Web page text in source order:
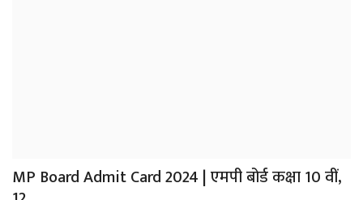
MP Board Admit Card 2024 | एमपी बोर्ड कक्षा 10 वीं,